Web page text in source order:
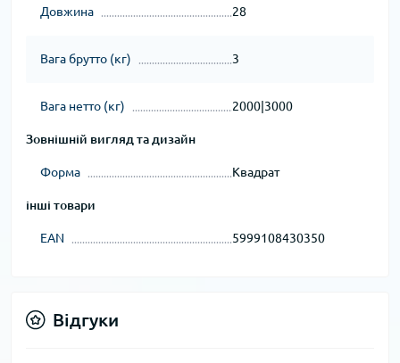
Довжина 28
Вага брутто (кг) 3
Вага нетто (кг) 2000|3000
Зовнішній вигляд та дизайн
Форма Квадрат
інші товари
EAN 5999108430350
Відгуки